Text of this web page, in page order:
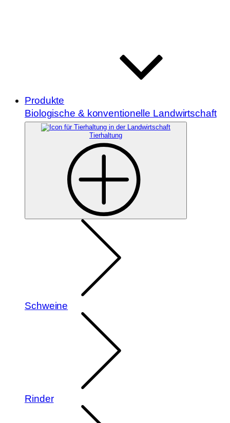
Produkte
Biologische & konventionelle Landwirtschaft
Tierhaltung
Schweine
Rinder